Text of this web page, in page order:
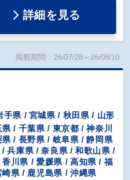
詳細を見る
掲載期間：26/07/28～26/08/10
手県 / 宮城県 / 秋田県 / 山形
/ 千葉県 / 東京都 / 神奈川
/ 長野県 / 岐阜県 / 静岡県
兵庫県 / 奈良県 / 和歌山県 /
川県 / 愛媛県 / 高知県 / 福
県 / 鹿児島県 / 沖縄県